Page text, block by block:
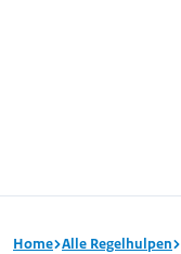
Home Alle Regelhulpen